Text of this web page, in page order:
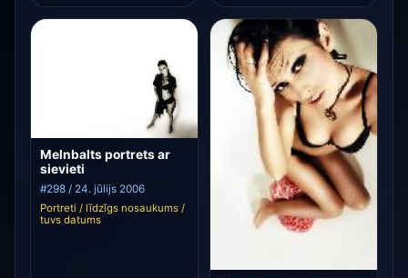
Melnbalts portrets ar
sievieti
#298 / 24. jūlijs 2006
Portreti / līdzīgs nosaukums /
tuvs datums